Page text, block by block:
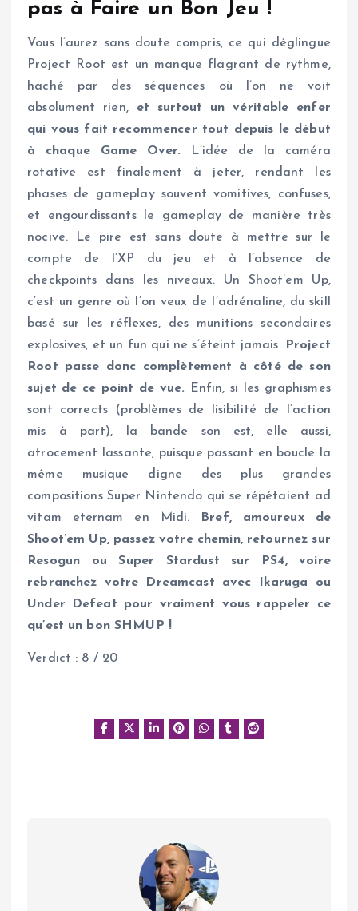
pas à Faire un Bon Jeu !
Vous l’aurez sans doute compris, ce qui déglingue
Project Root est un manque flagrant de rythme,
haché par des séquences où l’on ne voit
absolument rien, et surtout un véritable enfer
qui vous fait recommencer tout depuis le début
à chaque Game Over.
L’idée de la caméra
rotative est finalement à jeter, rendant les
phases de gameplay souvent vomitives, confuses,
et engourdissants le gameplay de manière très
nocive. Le pire est sans doute à mettre sur le
compte de l’XP du jeu et à l’absence de
checkpoints dans les niveaux. Un Shoot’em Up,
c’est un genre où l’on veux de l’adrénaline, du skill
basé sur les réflexes, des munitions secondaires
explosives, et un fun qui ne s’éteint jamais. Project
Root passe donc complètement à côté de son
sujet de ce point de vue. Enfin, si les graphismes
sont corrects (problèmes de lisibilité de l’action
mis à part), la bande son est, elle aussi,
atrocement lassante, puisque passant en boucle la
même musique digne des plus grandes
compositions Super Nintendo qui se répétaient ad
vitam eternam en Midi.
Bref, amoureux de
Shoot’em Up, passez votre chemin, retournez sur
Resogun ou Super Stardust sur PS4, voire
rebranchez votre Dreamcast avec Ikaruga ou
Under Defeat pour vraiment vous rappeler ce
qu’est un bon SHMUP !
Verdict : 8 / 20